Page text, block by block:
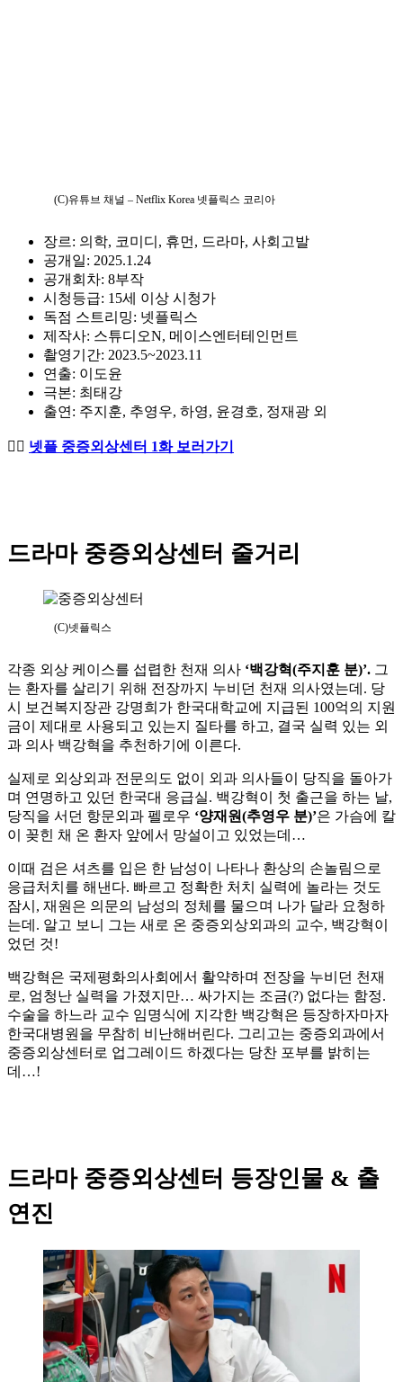
(C)유튜브 채널 – Netflix Korea 넷플릭스 코리아
장르: 의학, 코미디, 휴먼, 드라마, 사회고발
공개일: 2025.1.24
공개회차: 8부작
시청등급: 15세 이상 시청가
독점 스트리밍: 넷플릭스
제작사: 스튜디오N, 메이스엔터테인먼트
촬영기간: 2023.5~2023.11
연출: 이도윤
극본: 최태강
출연: 주지훈, 추영우, 하영, 윤경호, 정재광 외
👨‍⚕️ 넷플 중증외상센터 1화 보러가기
드라마 중증외상센터 줄거리
(C)넷플릭스
각종 외상 케이스를 섭렵한 천재 의사 ‘백강혁(주지훈 분)’. 그
는 환자를 살리기 위해 전장까지 누비던 천재 의사였는데. 당
시 보건복지장관 강명희가 한국대학교에 지급된 100억의 지원
금이 제대로 사용되고 있는지 질타를 하고, 결국 실력 있는 외
과 의사 백강혁을 추천하기에 이른다.
실제로 외상외과 전문의도 없이 외과 의사들이 당직을 돌아가
며 연명하고 있던 한국대 응급실. 백강혁이 첫 출근을 하는 날,
당직을 서던 항문외과 펠로우 ‘양재원(추영우 분)’은 가슴에 칼
이 꽂힌 채 온 환자 앞에서 망설이고 있었는데…
이때 검은 셔츠를 입은 한 남성이 나타나 환상의 손놀림으로
응급처치를 해낸다. 빠르고 정확한 처치 실력에 놀라는 것도
잠시, 재원은 의문의 남성의 정체를 물으며 나가 달라 요청하
는데. 알고 보니 그는 새로 온 중증외상외과의 교수, 백강혁이
었던 것!
백강혁은 국제평화의사회에서 활약하며 전장을 누비던 천재
로, 엄청난 실력을 가졌지만… 싸가지는 조금(?) 없다는 함정.
수술을 하느라 교수 임명식에 지각한 백강혁은 등장하자마자
한국대병원을 무참히 비난해버린다. 그리고는 중증외과에서
중증외상센터로 업그레이드 하겠다는 당찬 포부를 밝히는
데…!
드라마 중증외상센터 등장인물 & 출
연진